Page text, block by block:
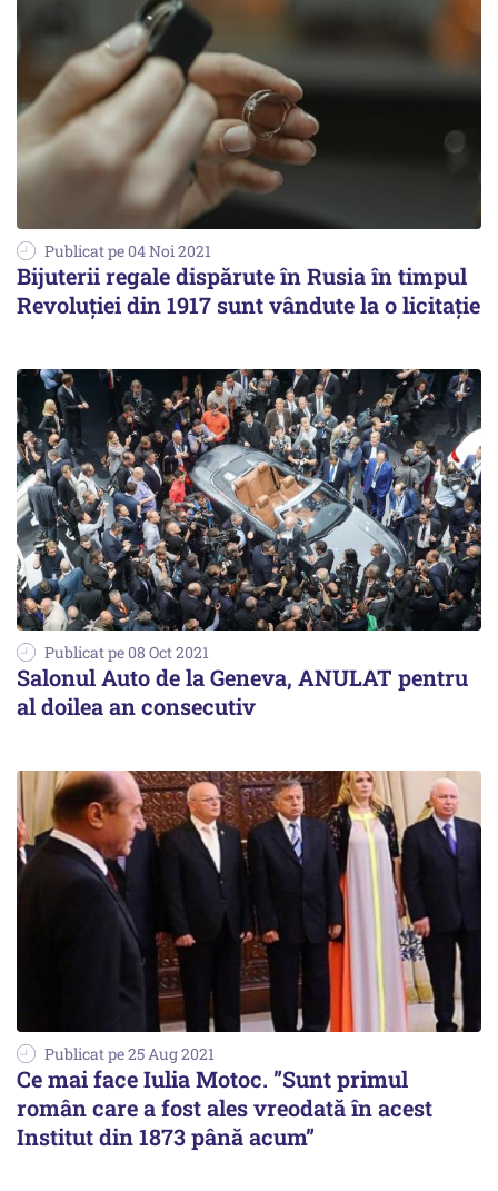
Publicat pe 04 Noi 2021
Bijuterii regale dispărute în Rusia în timpul
Revoluției din 1917 sunt vândute la o licitație
Publicat pe 08 Oct 2021
Salonul Auto de la Geneva, ANULAT pentru
al doilea an consecutiv
Publicat pe 25 Aug 2021
Ce mai face Iulia Motoc. ”Sunt primul
român care a fost ales vreodată în acest
Institut din 1873 până acum”